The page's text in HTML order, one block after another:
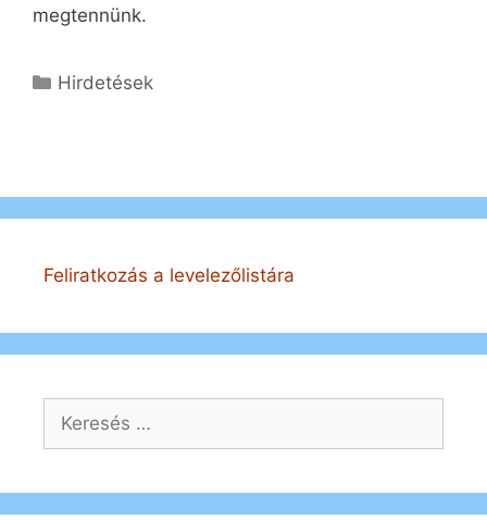
megtennünk.
Kategória
Hirdetések
Feliratkozás a levelezőlistára
Keresés: